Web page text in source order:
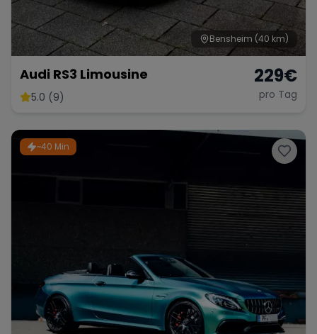
Bensheim (40 km)
Audi RS3 Limousine
5.0 (9)
229€
pro Tag
~40 Min